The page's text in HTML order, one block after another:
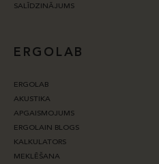
SALĪDZINĀJUMS
ERGOLAB
ERGOLAB
AKUSTIKA
APGAISMOJUMS
ERGOLAIN BLOGS
KALKULATORS
MEKLĒŠANA